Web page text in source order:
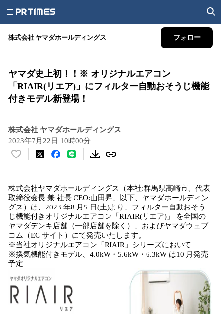
株式会社 ヤマダホールディングス フォロー
ヤマダ史上初！！※ オリジナルエアコン
「RIAIR(リエア)」にフィルター自動おそうじ機能
付きモデル新登場！
株式会社 ヤマダホールディングス
2023年7月22日 10時00分
い
！
数
を
読
み
込
み
中
す
株式会社ヤマダホールディングス（本社:群馬県高崎市、代表
取締役会⾧ 兼 社⾧ CEO:山田昇、以下、ヤマダホールディン
グス）は、2023 年8 月5 日(土)より、フィルター自動おそう
じ機能付きオリジナルエアコン「RIAIR(リエア)」 を全国の
ヤマダデンキ店舗（一部店舗を除く）、およびヤマダウェブ
コム（EC サイト）にて発売いたします。
※当社オリジナルエアコン「RIAIR」シリーズにおいて
※換気機能付きモデル、4.0kW・5.6kW・6.3kW は10 月発売
予定